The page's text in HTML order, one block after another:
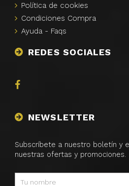
Polí­tica de cookies
Condiciones Compra
Ayuda - Faqs
REDES SOCIALES
NEWSLETTER
Subscríbete a nuestro boletín y
nuestras ofertas y promociones.